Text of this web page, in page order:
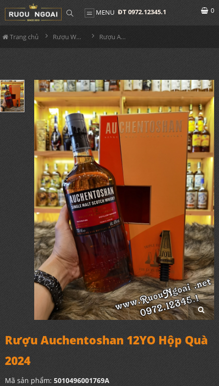
MENU ĐT 0972.12345.1 0
Trang chủ Rượu Whisky Rượu Auchentoshan 12YO Hộp Quà 2024
Rượu Auchentoshan 12YO Hộp Quà
2024
Mã sản phẩm: 5010496001769A